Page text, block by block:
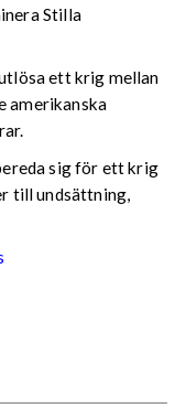
Stilla
ett krig mellan
amerikanska
sig för ett krig
till undsättning,